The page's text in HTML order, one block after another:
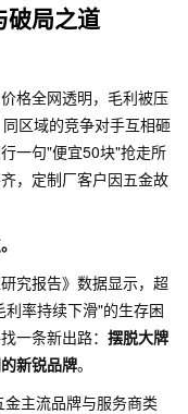
破局之道
格全网透明，毛利被压
区域的竞争对手互相砸
一句"便宜50块"抢走所
，定制厂客户因五金故
究报告》数据显示，超
率持续下滑"的生存困
一条新出路： 摆脱大牌
新锐品牌。
主流品牌与服务商类